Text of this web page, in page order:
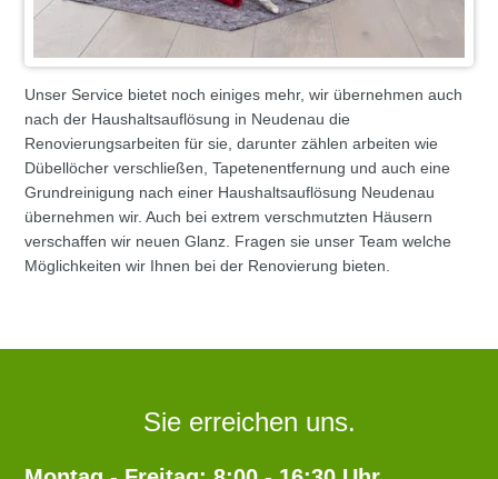
Unser Service bietet noch einiges mehr, wir übernehmen auch
nach der Haushaltsauflösung in Neudenau die
Renovierungsarbeiten für sie, darunter zählen arbeiten wie
Dübellöcher verschließen, Tapetenentfernung und auch eine
Grundreinigung nach einer Haushaltsauflösung Neudenau
übernehmen wir. Auch bei extrem verschmutzten Häusern
verschaffen wir neuen Glanz. Fragen sie unser Team welche
Möglichkeiten wir Ihnen bei der Renovierung bieten.
Sie erreichen uns.